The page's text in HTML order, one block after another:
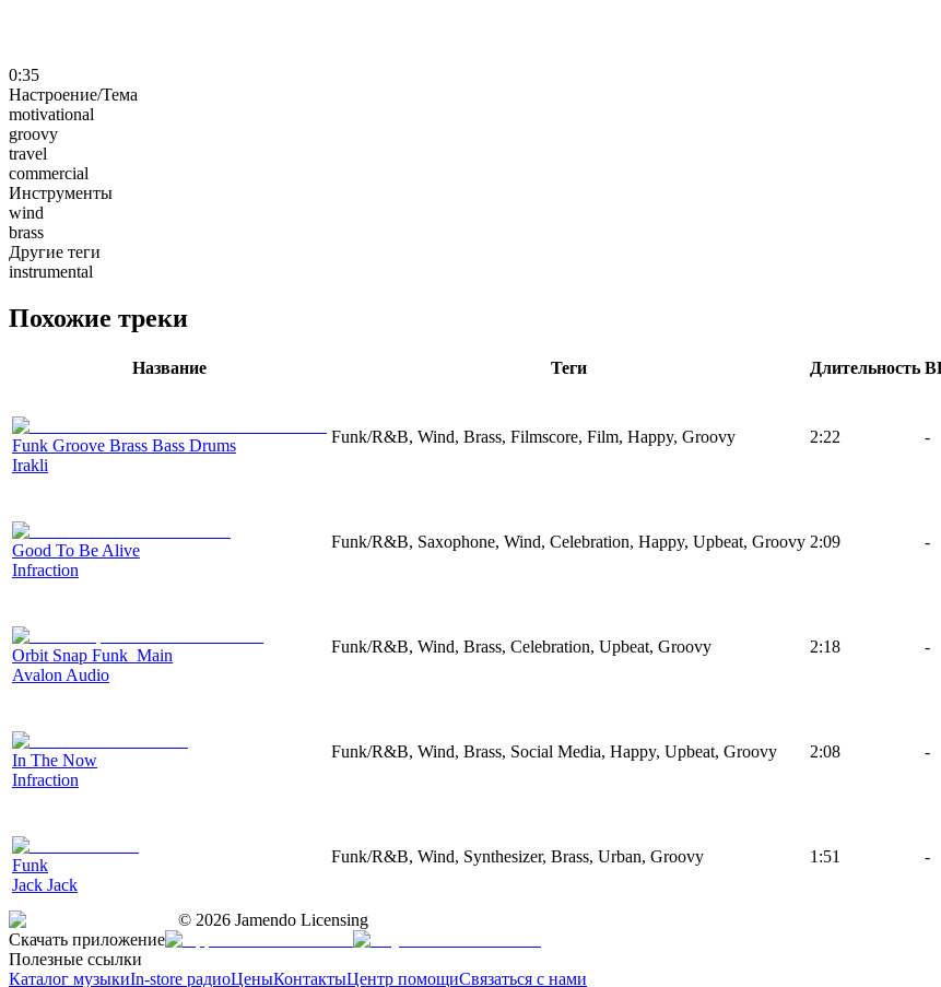
0:35
Настроение/Тема
motivational
groovy
travel
commercial
Инструменты
wind
brass
Другие теги
instrumental
Похожие треки
Название Теги Длительность
Funk Groove Brass Bass Drums
Irakli
Funk/R&B, Wind, Brass, Filmscore, Film, Happy, Groovy 2:22 -
Good To Be Alive
Infraction
Funk/R&B, Saxophone, Wind, Celebration, Happy, Upbeat, Groovy 2:09 -
Orbit Snap Funk_Main
Avalon Audio
Funk/R&B, Wind, Brass, Celebration, Upbeat, Groovy 2:18 -
In The Now
Infraction
Funk/R&B, Wind, Brass, Social Media, Happy, Upbeat, Groovy 2:08 -
Funk
Jack Jack
Funk/R&B, Wind, Synthesizer, Brass, Urban, Groovy 1:51 -
© 2026 Jamendo Licensing
Скачать приложение
Полезные ссылки
Каталог музыкиIn-store радиоЦеныКонтактыЦентр помощиСвязаться с нами